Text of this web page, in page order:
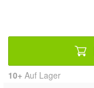
10+ Auf Lager